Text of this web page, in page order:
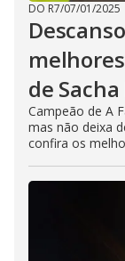
DO R7/07/01/2025
de
Campeão de A
mas não deixa
confira os